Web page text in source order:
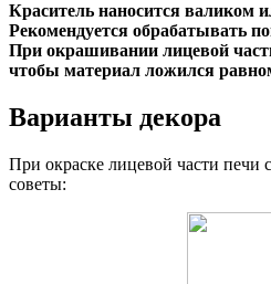
Краситель наносится валиком
Рекомендуется обрабатывать
При окрашивании лицевой
чтобы материал ложился
Варианты декора
При окраске лицевой части печи
советы: